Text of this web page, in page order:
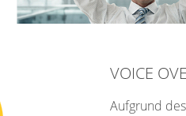
VOICE
Aufgrund